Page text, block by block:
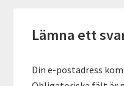
Lämna ett
Din e-postadress